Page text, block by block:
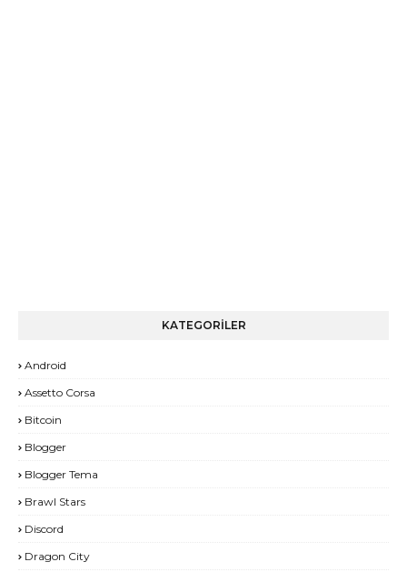
KATEGORİLER
Android
Assetto Corsa
Bitcoin
Blogger
Blogger Tema
Brawl Stars
Discord
Dragon City